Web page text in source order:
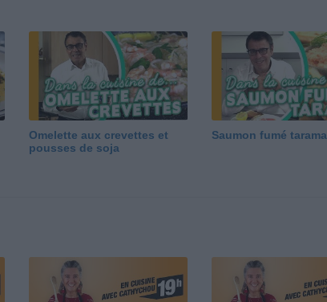
Omelette aux crevettes et
pousses de soja
Saumon fumé tarama